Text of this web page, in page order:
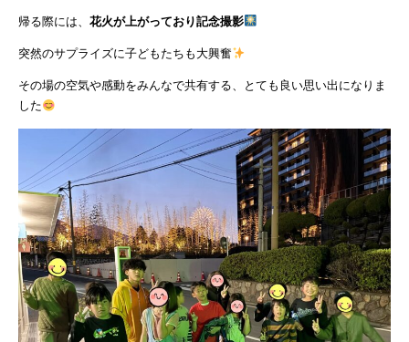
帰る際には、 花火が上がっており記念撮影
突然のサプライズに子どもたちも大興奮
その場の空気や感動をみんなで共有する、とても良い思い出になりま
した